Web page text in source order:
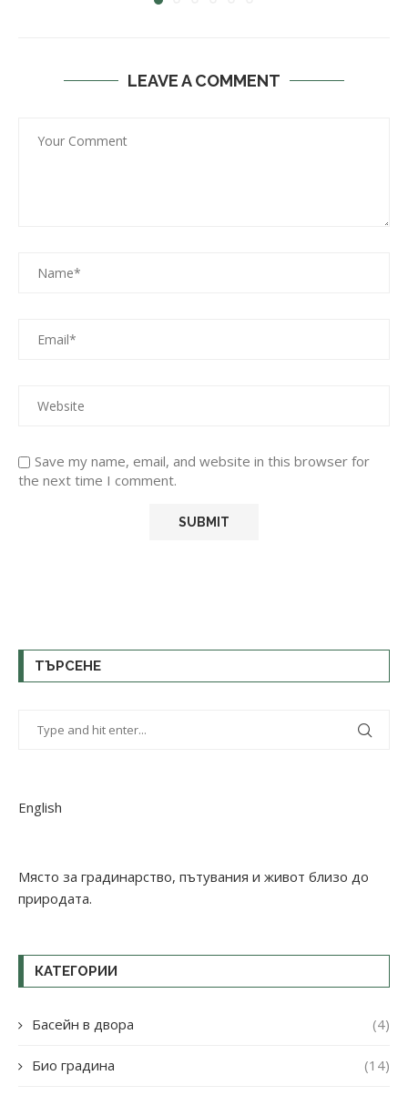
LEAVE A COMMENT
Save my name, email, and website in this browser for
the next time I comment.
ТЪРСЕНЕ
English
Място за градинарство, пътувания и живот близо до
природата.
КАТЕГОРИИ
Басейн в двора (4)
Био градина (14)